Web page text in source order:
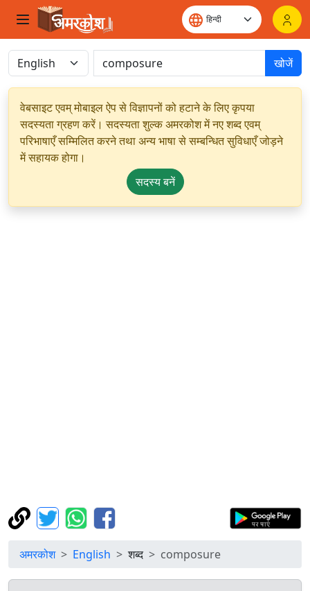
खोजें
वेबसाइट एवम् मोबाइल ऐप से विज्ञापनों को हटाने के लिए कृपया
सदस्यता ग्रहण करें। सदस्यता शुल्क अमरकोश में नए शब्द एवम्
परिभाषाएँ सम्मिलित करने तथा अन्य भाषा से सम्बन्धित सुविधाएँ जोड़ने
में सहायक होगा।
सदस्य बनें
अमरकोश English शब्द composure